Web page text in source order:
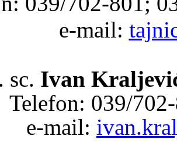
e-mail:
sc. Ivan
Telefon: 039/
e-mail: